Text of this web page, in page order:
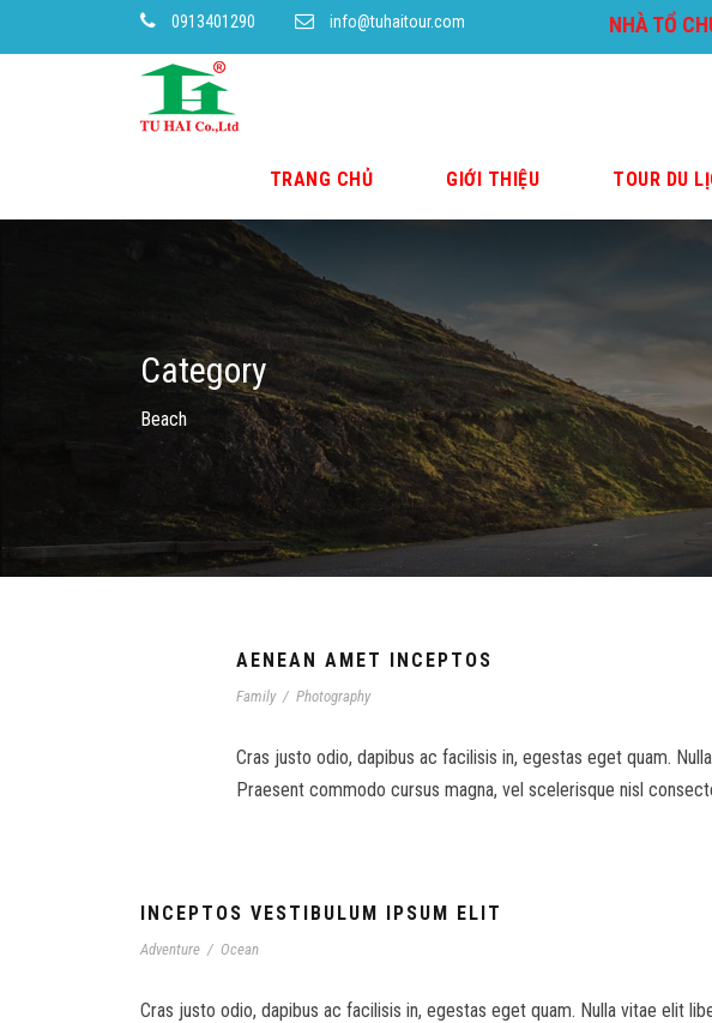
NHÀ TỔ
0913401290 info@tuhaitour.com
TRANG CHỦ GIỚI THIỆU TOUR DU
Category
Beach
AENEAN AMET INCEPTOS
Family / Photography
Cras justo odio, dapibus ac facilisis in, egestas eget quam.
Praesent commodo cursus magna, vel scelerisque nisl
INCEPTOS VESTIBULUM IPSUM ELIT
Adventure / Ocean
Cras justo odio, dapibus ac facilisis in, egestas eget quam. Nulla vitae elit